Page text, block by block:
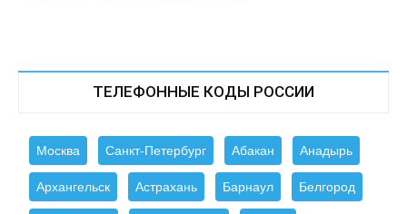
ТЕЛЕФОННЫЕ КОДЫ РОССИИ
Москва Санкт-Петербург Абакан Анадырь
Архангельск Астрахань Барнаул Белгород